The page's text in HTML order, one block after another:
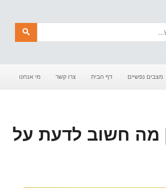
חיפוש
מצבים נפשיים דף הבית צרו קשר מי אנחנו
| מה חשוב לדעת על